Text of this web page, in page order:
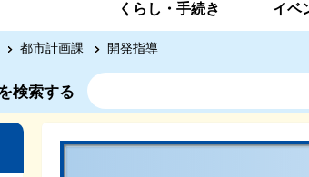
くらし・手続き イベ
都市計画課 開発指導
検索する